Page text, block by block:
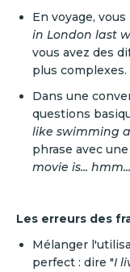
En voyage,
in London last
vous avez des
plus complexes.
Dans une
questions
like swimming
phrase avec
movie is...
Les erreurs des
Mélanger
perfect : dire "I